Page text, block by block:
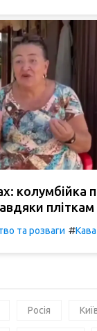
колумбійка
пліткам
та розваги #Кава
Росія